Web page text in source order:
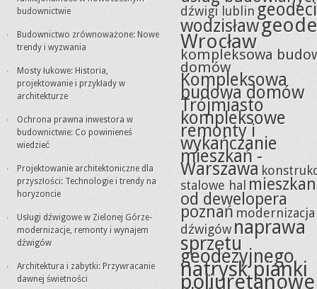
budownictwie
Budownictwo zrównoważone: Nowe
trendy i wyzwania
Mosty łukowe: Historia,
projektowanie i przykłady w
architekturze
Ochrona prawna inwestora w
budownictwie: Co powinieneś
wiedzieć
Projektowanie architektoniczne dla
przyszłości: Technologie i trendy na
horyzoncie
Usługi dźwigowe w Zielonej Górze-
modernizacje, remonty i wynajem
dźwigów
Architektura i zabytki: Przywracanie
dawnej świetności
dźwigi lublingeodeci
wodzisław
Wrocław
kompleksowa
domów
Kompleksowa
budowa domów
Trójmiasto
kompleksowe
remonty i
wykańczanie
mieszkań -
Warszawa
stalowe hal
od dewelopera
poznań modernizacja
dźwigów naprawa
sprzętu
geodezyjnego
natrysk pianki